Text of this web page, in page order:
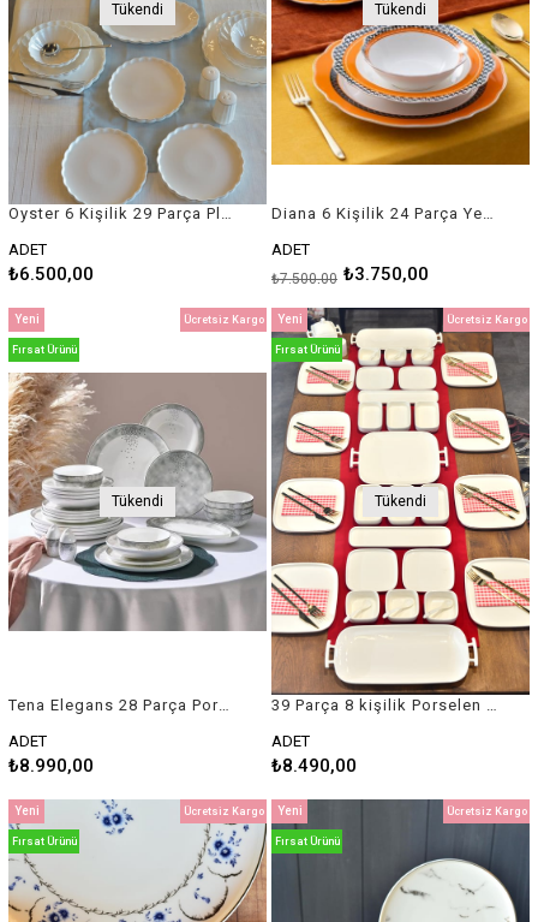
Tükendi
Oyster 6 Kişilik 29 Parça Platin Yaldızlı Beyaz Porselen Yemek Takımı
ADET
₺6.500,00
Tükendi
Diana 6 Kişilik 24 Parça Yemek Takımı
ADET
₺3.750,00
₺7.500,00
Tükendi
ADET
₺8.990,00
Ücretsiz Kargo
Yeni
Ürün
Fırsat Ürünü
Tükendi
ADET
₺8.490,00
Ücretsiz Kargo
Yeni
Ürün
Fırsat Ürünü
Ücretsiz Kargo
Yeni
Ürün
Fırsat Ürünü
Ücretsiz Kargo
Yeni
Ürün
Fırsat Ürünü